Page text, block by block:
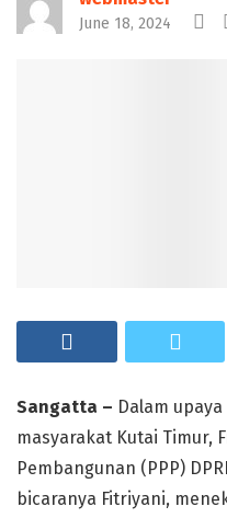
June 18, 2024
Sangatta – Dalam
masyarakat Kutai Timur,
Pembangunan (PPP)
bicaranya Fitriyani,